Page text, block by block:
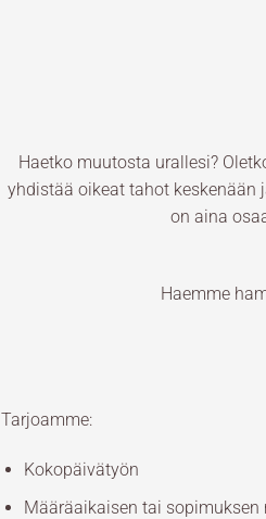
Haetko muutosta urallesi?
yhdistää oikeat tahot keskenään
on aina
Haemme
Tarjoamme:
Kokopäivätyön
Määräaikaisen tai